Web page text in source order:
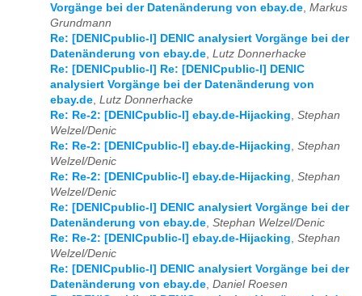
Vorgänge bei der Datenänderung von ebay.de, Markus
Grundmann
Re: [DENICpublic-l] DENIC analysiert Vorgänge bei der
Datenänderung von ebay.de, Lutz Donnerhacke
Re: [DENICpublic-l] Re: [DENICpublic-l] DENIC
analysiert Vorgänge bei der Datenänderung von
ebay.de, Lutz Donnerhacke
Re: Re-2: [DENICpublic-l] ebay.de-Hijacking, Stephan
Welzel/Denic
Re: Re-2: [DENICpublic-l] ebay.de-Hijacking, Stephan
Welzel/Denic
Re: Re-2: [DENICpublic-l] ebay.de-Hijacking, Stephan
Welzel/Denic
Re: [DENICpublic-l] DENIC analysiert Vorgänge bei der
Datenänderung von ebay.de, Stephan Welzel/Denic
Re: Re-2: [DENICpublic-l] ebay.de-Hijacking, Stephan
Welzel/Denic
Re: [DENICpublic-l] DENIC analysiert Vorgänge bei der
Datenänderung von ebay.de, Daniel Roesen